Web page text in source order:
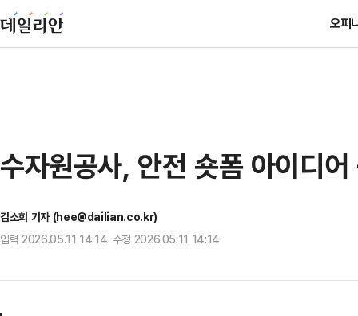
오피
수자원공사, 안전 숏폼 아이디
김소희 기자 (hee@dailian.co.kr)
입력 2026.05.11 14:14 수정 2026.05.11 14:14